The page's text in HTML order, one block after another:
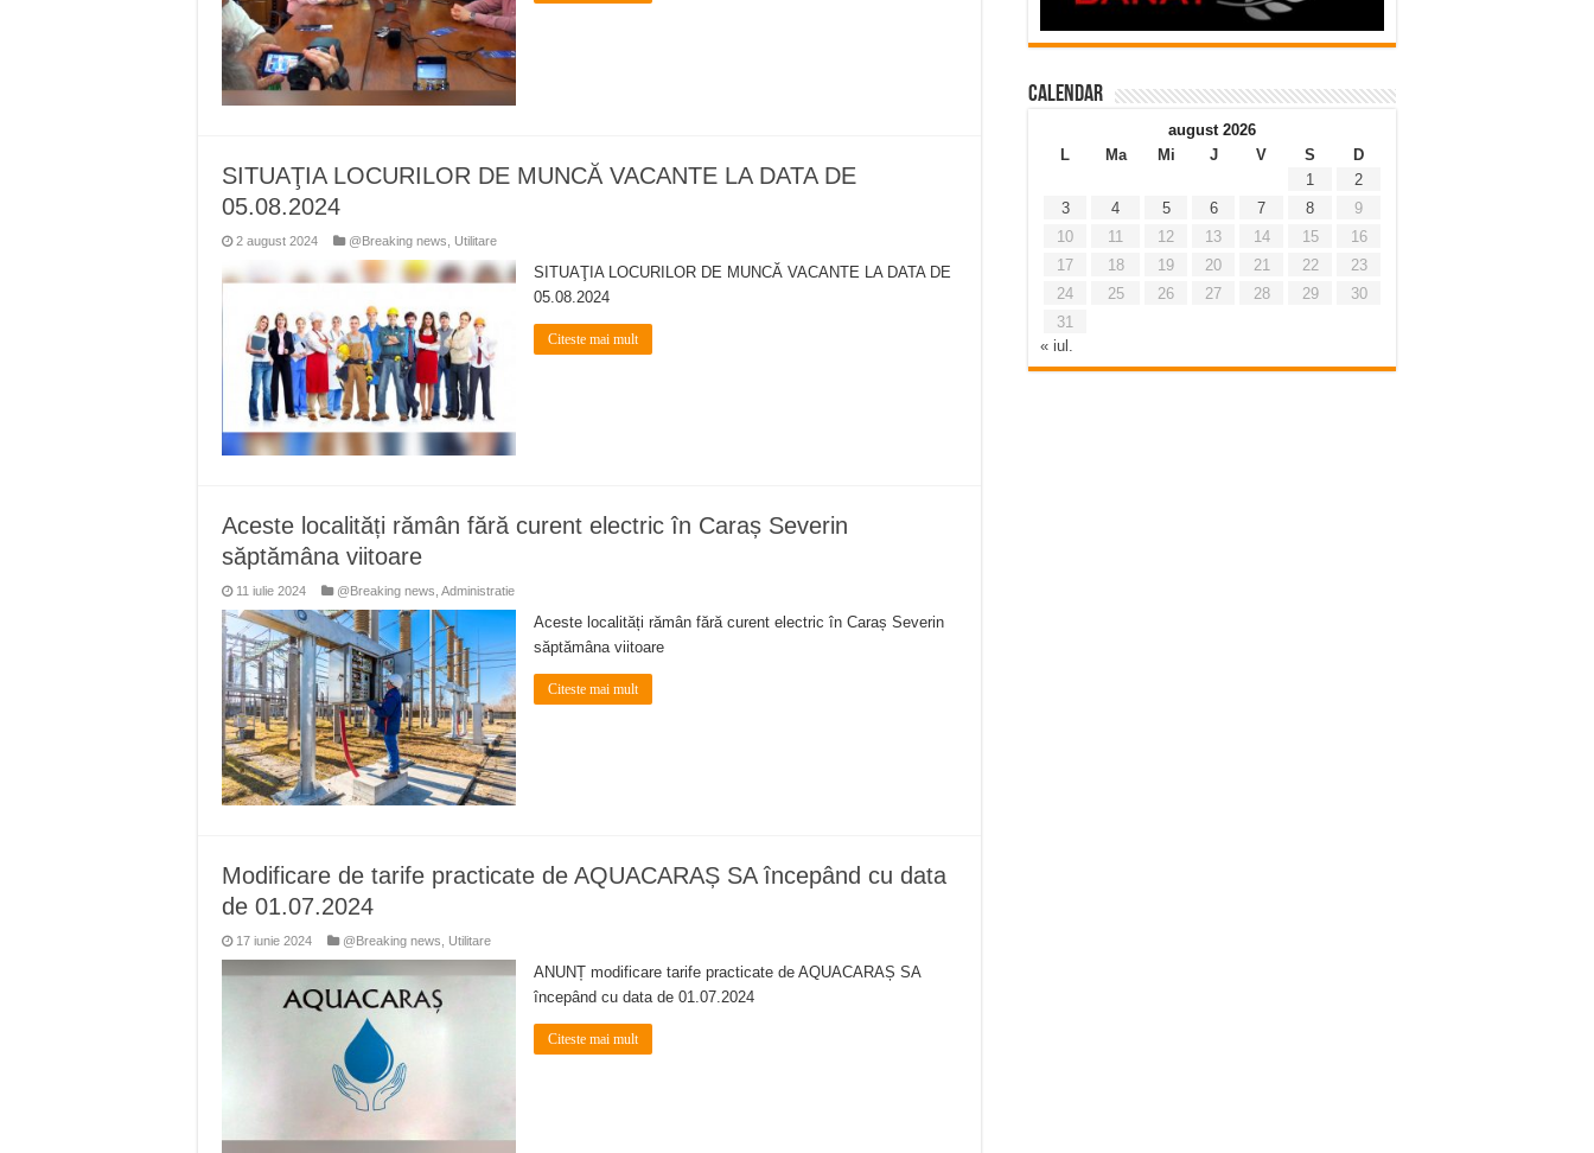
SITUAŢIA LOCURILOR DE MUNCĂ VACANTE LA DATA DE
05.08.2024
2 august 2024 @Breaking news Utilitare
SITUAŢIA LOCURILOR DE MUNCĂ VACANTE LA DATA DE
05.08.2024
Citeste mai mult
Aceste localități rămân fără curent electric în Caraș Severin
săptămâna viitoare
11 iulie 2024 @Breaking news Administratie
Aceste localități rămân fără curent electric în Caraș Severin
săptămâna viitoare
Citeste mai mult
Modificare de tarife practicate de AQUACARAȘ SA începând cu data
de 01.07.2024
17 iunie 2024 @Breaking news Utilitare
ANUNȚ modificare tarife practicate de AQUACARAȘ SA
începând cu data de 01.07.2024
Citeste mai mult
Calendar
august 2026
L
Ma Mi J V S
D
1
2
3
4 5 6 7 8
9
10
11 12 13 14 15
16
17
18 19 20 21 22
23
24
25 26 27 28 29
30
31
« iul.